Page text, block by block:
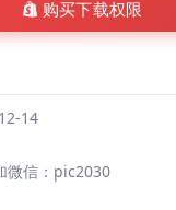
购买下载权限
14
微信：pic2030